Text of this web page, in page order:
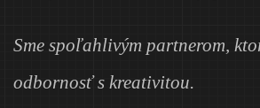
Sme spoľahlivým partnerom,
odbornosť s kreativitou.